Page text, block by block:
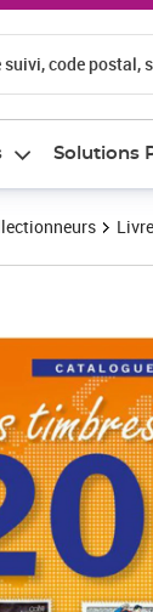
suivi, code postal,
Solutions